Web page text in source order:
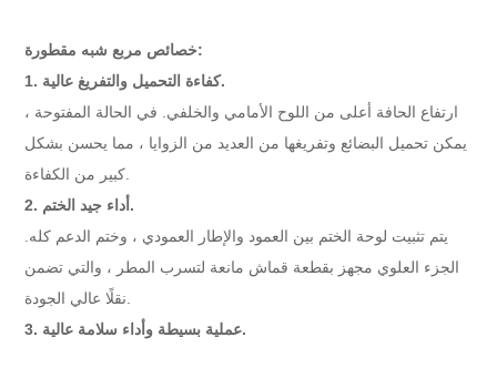
خصائص مربع شبه مقطورة:
1. كفاءة التحميل والتفريغ عالية.
ارتفاع الحافة أعلى من اللوح الأمامي والخلفي. في الحالة المفتوحة ،
يمكن تحميل البضائع وتفريغها من العديد من الزوايا ، مما يحسن بشكل
2. أداء جيد الختم.
يتم تثبيت لوحة الختم بين العمود والإطار العمودي ، وختم الدعم كله.
الجزء العلوي مجهز بقطعة قماش مانعة لتسرب المطر ، والتي تضمن
3. عملية بسيطة وأداء سلامة عالية.